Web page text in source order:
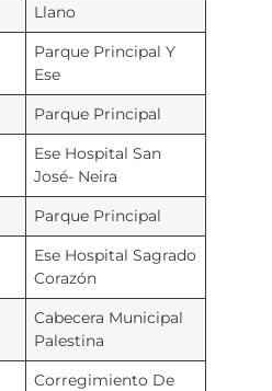
Llano
Parque Principal Y
Ese
Parque Principal
Ese Hospital San
José- Neira
Parque Principal
Ese Hospital Sagrado
Corazón
Cabecera Municipal
Palestina
Corregimiento De